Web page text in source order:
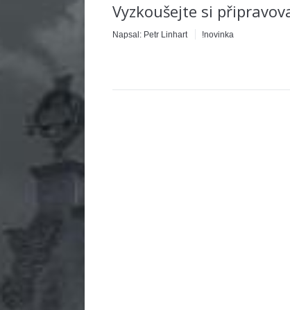
Vyzkoušejte si
Napsal: Petr Linhart !novinka